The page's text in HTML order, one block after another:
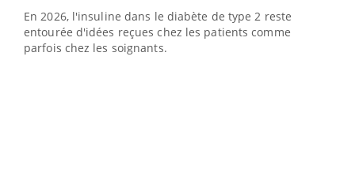
En 2026, l'insuline dans le diabète de type 2 reste
entourée d'idées reçues chez les patients comme
parfois chez les soignants.